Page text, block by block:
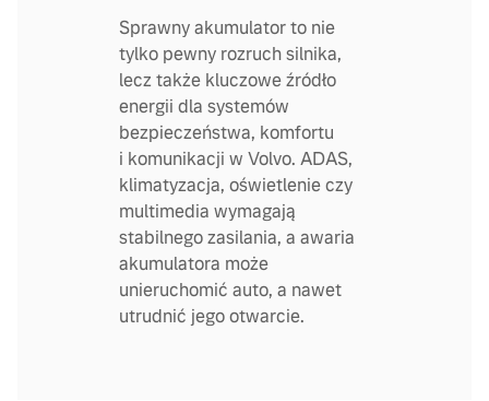
Sprawny akumulator to nie
tylko pewny rozruch silnika,
lecz także kluczowe źródło
energii dla systemów
bezpieczeństwa, komfortu
i komunikacji w Volvo. ADAS,
klimatyzacja, oświetlenie czy
multimedia wymagają
stabilnego zasilania, a awaria
akumulatora może
unieruchomić auto, a nawet
utrudnić jego otwarcie.